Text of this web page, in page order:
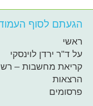
הגעתם לסוף
ראשי
על ד"ר ירדן לוינסקי
קריאת מחשבות –
הרצאות
פרסומים